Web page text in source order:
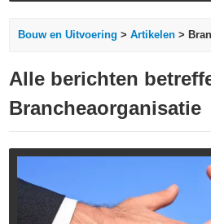
Bouw en Uitvoering >Artikelen >
Alle berichten
Brancheaorganisatie